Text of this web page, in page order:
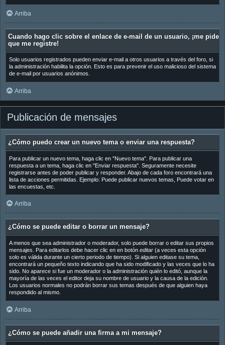
Arriba
Cuando hago clic sobre el enlace de e-mail de un usuario, ¡me pide
que me registre!
Solo usuarios registrados pueden enviar e-mail a otros usuarios a través del foro, si
la administración habilita la opción. Esto es para prevenir el uso malicioso del sistema
de e-mail por usuarios anónimos.
Arriba
Publicación de mensajes
¿Cómo puedo crear un nuevo tema o enviar una respuesta?
Para publicar un nuevo tema, haga clic en "Nuevo tema". Para publicar una
respuesta a un tema, haga clic en "Enviar respuesta". Seguramente necesite
registrarse antes de poder publicar y responder. Abajo de cada foro encontrará una
lista de acciones permitidas. Ejemplo: Puede publicar nuevos temas, Puede votar en
las encuestas, etc.
Arriba
¿Cómo se puede editar o borrar un mensaje?
A menos que sea administrador o moderador, solo puede borrar o editar sus propios
mensajes. Para editarlos debe hacer clic en en botón editar(a veces esta opción
solo es válida durante un cierto periodo de tiempo). Si alguien editase su tema,
encontrará un pequeño texto indicando que ha sido modificado y las veces que lo ha
sido. No aparece si fue un moderador o la administración quién lo editó, aunque la
mayoría de las veces el editor deja su nombre de usuario y la causa de la edición.
Los usuarios normales no podrán borrar sus temas después de que alguien haya
respondido al mismo.
Arriba
¿Cómo se puede añadir una firma a mi mensaje?